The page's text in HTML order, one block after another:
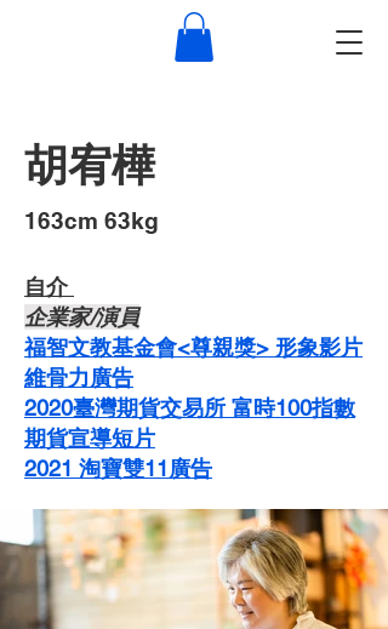
胡宥樺
​163cm 63kg
自介 ​
企業家/演員
福智文教基金會<尊親獎> 形象影片
維骨力廣告
2020臺灣期貨交易所 富時100指數
期貨宣導短片
2021 淘寶雙11廣告